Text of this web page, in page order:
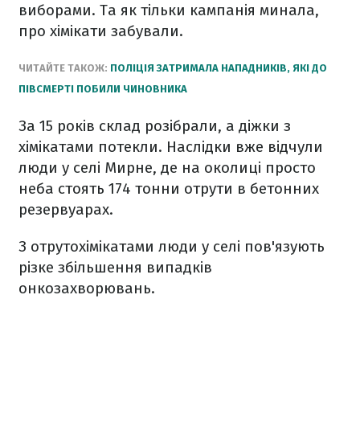
виборами. Та як тільки кампанія минала,
про хімікати забували.
ЧИТАЙТЕ ТАКОЖ: ПОЛІЦІЯ ЗАТРИМАЛА НАПАДНИКІВ, ЯКІ ДО
ПІВСМЕРТІ ПОБИЛИ ЧИНОВНИКА
За 15 років склад розібрали, а діжки з
хімікатами потекли. Наслідки вже відчули
люди у селі Мирне, де на околиці просто
неба стоять 174 тонни отрути в бетонних
резервуарах.
З отрутохімікатами люди у селі пов'язують
різке збільшення випадків
онкозахворювань.